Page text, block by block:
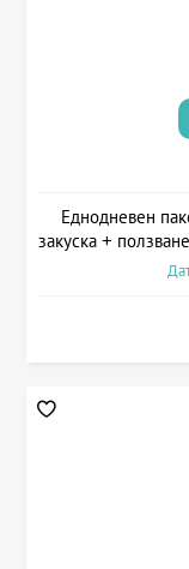
Еднодневен
закуска +